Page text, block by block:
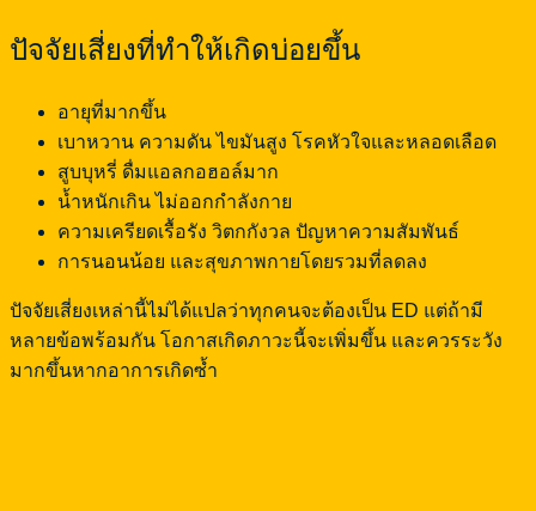
ปัจจัยเสี่ยงที่ทำให้เกิดบ่อยขึ้น
อายุที่มากขึ้น
เบาหวาน ความดัน ไขมันสูง โรคหัวใจและหลอดเลือด
สูบบุหรี่ ดื่มแอลกอฮอล์มาก
น้ำหนักเกิน ไม่ออกกำลังกาย
ความเครียดเรื้อรัง วิตกกังวล ปัญหาความสัมพันธ์
การนอนน้อย และสุขภาพกายโดยรวมที่ลดลง
ปัจจัยเสี่ยงเหล่านี้ไม่ได้แปลว่าทุกคนจะต้องเป็น ED แต่ถ้ามี
หลายข้อพร้อมกัน โอกาสเกิดภาวะนี้จะเพิ่มขึ้น และควรระวัง
มากขึ้นหากอาการเกิดซ้ำ